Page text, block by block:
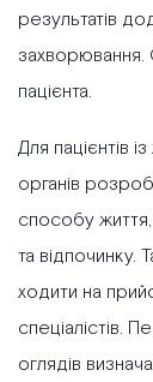
результатів
пацієнта.
Для пацієнтів
органів
способу
та відпочинку.
ходити на
спеціалістів.
оглядів